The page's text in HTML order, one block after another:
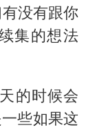
没有跟你
集的想法
的时候会
些如果这